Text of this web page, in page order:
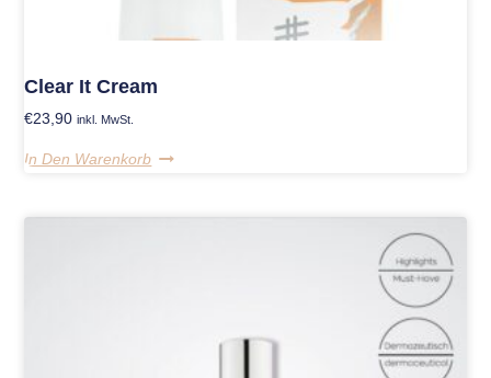
Clear It Cream
€23,90 inkl. MwSt.
In Den Warenkorb